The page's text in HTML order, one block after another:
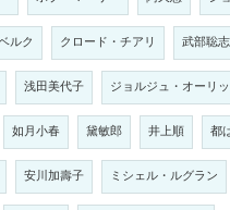
ルク クロード・チアリ 武部聡志
浅田美代子 ジョルジュ・オーリ
如月小春 黛敏郎 井上順 都
安川加壽子 ミシェル・ルグラン